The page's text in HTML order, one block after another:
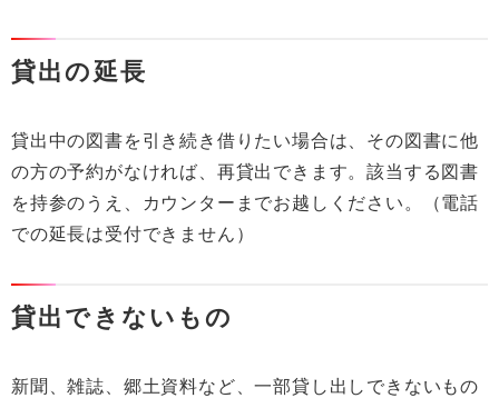
貸出の延長
貸出中の図書を引き続き借りたい場合は、その図書に他
の方の予約がなければ、再貸出できます。該当する図書
を持参のうえ、カウンターまでお越しください。（電話
での延長は受付できません）
貸出できないもの
新聞、雑誌、郷土資料など、一部貸し出しできないもの